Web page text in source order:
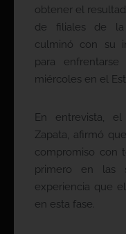
obtener el
de filiales de la
culminó con su
para
miércoles en el
En entrevista,
Zapata, afirmó
compromiso con
primero en las
experiencia que
en esta fase.